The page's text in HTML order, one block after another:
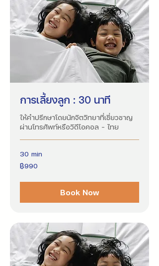
การเลี้ยงลูก : 30 นาที
ให้คำปรึกษาโดยนักจิตวิทยาที่เชี่ยวชาญ
ผ่านโทรศัพท์หรือวิดีโอคอล - ไทย
30 min
990
บาท
฿990
Book Now